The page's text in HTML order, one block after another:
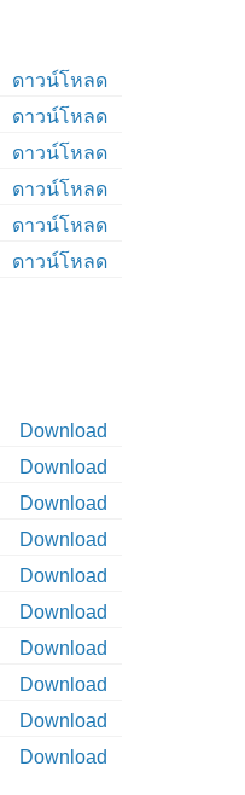
ดาวน์โหลด
ดาวน์โหลด
ดาวน์โหลด
ดาวน์โหลด
ดาวน์โหลด
ดาวน์โหลด
Download
Download
Download
Download
Download
Download
Download
Download
Download
Download